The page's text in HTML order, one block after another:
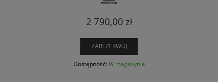
2 790,00 zł
ZAREZERWUJ
Dostępność: W magazynie